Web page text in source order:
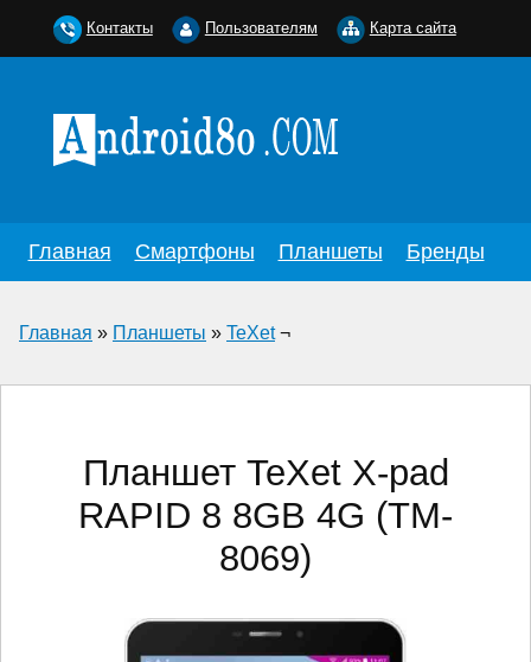
Главная Смартфоны Планшеты Бренды
Главная » Планшеты » TeXet¬
Планшет TeXet X-pad
RAPID 8 8GB 4G (TM-
8069)
Контакты Пользователям Карта сайта